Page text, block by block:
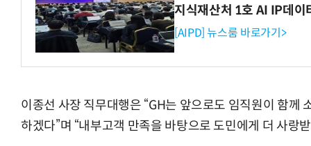
지식재산처 1호 AI IP데이
[AIPD] 뉴스룸 바로가기>
이종선 사장 직무대행은 “GH는 앞으로도 임직원이 함께
하겠다”며 “내부고객 만족을 바탕으로 도민에게 더 사랑